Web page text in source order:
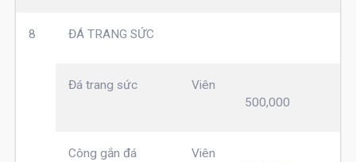
8 ĐÁ TRANG SỨC
Đá trang sức
Viên
500,000
Công gắn đá
Viên